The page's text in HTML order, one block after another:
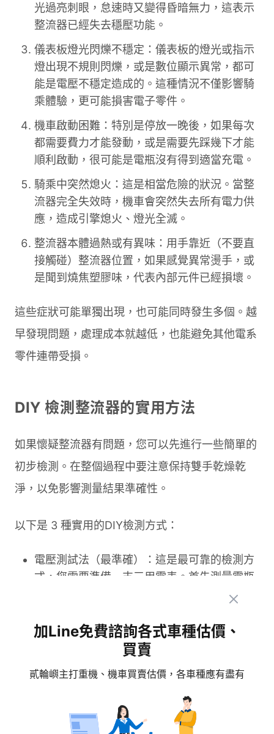
加Line免費諮詢各式車種估價、
買賣
貳輪嶼主打重機、機車買賣估價，各車種應有盡有
光過亮刺眼，怠速時又變得昏暗無力，這表示
整流器已經失去穩壓功能。
儀表板燈光閃爍不穩定：儀表板的燈光或指示
燈出現不規則閃爍，或是數位顯示異常，都可
能是電壓不穩定造成的。這種情況不僅影響騎
乘體驗，更可能損害電子零件。
機車啟動困難：特別是停放一晚後，如果每次
都需要費力才能發動，或是需要先踩幾下才能
順利啟動，很可能是電瓶沒有得到適當充電。
騎乘中突然熄火：這是相當危險的狀況。當整
流器完全失效時，機車會突然失去所有電力供
應，造成引擎熄火、燈光全滅。
整流器本體過熱或有異味：用手靠近（不要直
接觸碰）整流器位置，如果感覺異常燙手，或
是聞到燒焦塑膠味，代表內部元件已經損壞。
這些症狀可能單獨出現，也可能同時發生多個。越
早發現問題，處理成本就越低，也能避免其他電系
零件連帶受損。
DIY 檢測整流器的實用方法
如果懷疑整流器有問題，您可以先進行一些簡單的
初步檢測。在整個過程中要注意保持雙手乾燥乾
淨，以免影響測量結果準確性。
以下是 3 種實用的DIY檢測方式：
電壓測試法（最準確）：這是最可靠的檢測方
式，您需要準備一支三用電表。首先測量電瓶
電壓，引擎熄火時應顯示 12.5 至 13 伏特之
右，此時電壓應該上升到 13.5 至 14.5 伏特之
間。如果啟動後電壓沒有上升，或是超過 15
置後，仔細觀察外觀是否有燒焦痕跡、變色現
象或裂痕。同時檢查接線端子是否鬆脫、腐蝕